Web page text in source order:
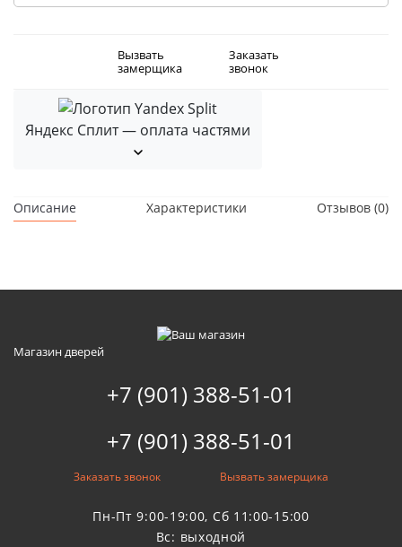
Вызвать
замерщика
Заказать
звонок
Яндекс Сплит — оплата частями
Описание Характеристики Отзывов (0)
Магазин дверей
+7 (901) 388-51-01
+7 (901) 388-51-01
Заказать звонок Вызвать замерщика
Пн-Пт 9:00-19:00, Сб 11:00-15:00
Вс: выходной